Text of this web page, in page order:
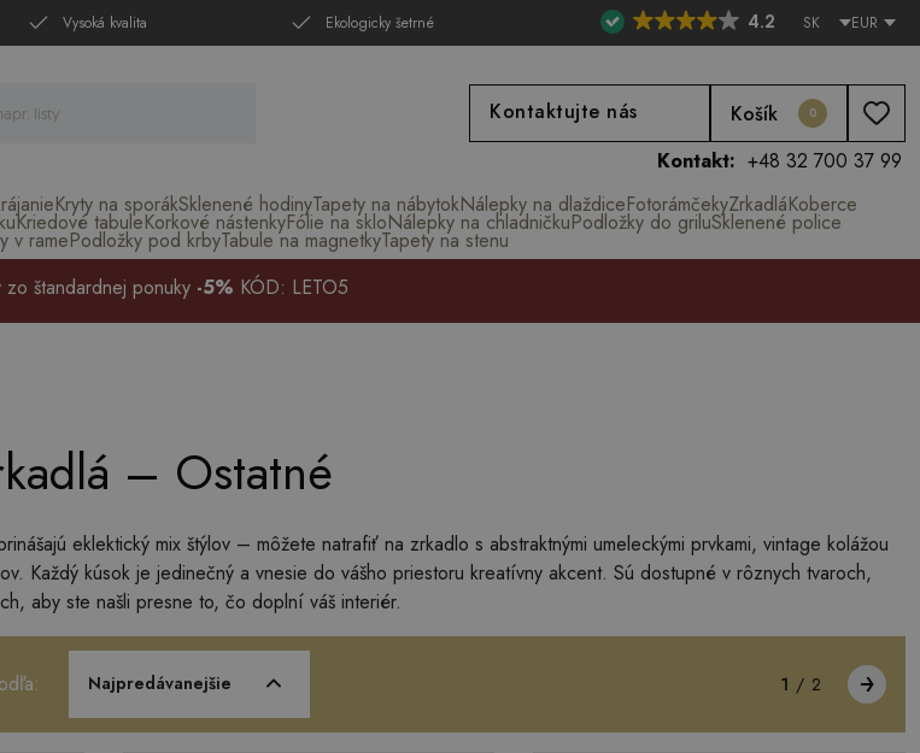
Vysoká kvalita Ekologicky šetrné 4.2 SK EUR
Kontaktujte nás Košík 0
Kontakt: +48 32 700 37 99
Kryty na sporákSklenené hodinyTapety na nábytokNálepky na dlaždiceFotorámčekyZrkadláKoberce
Kriedové tabuleKorkové nástenkyFólie na skloNálepky na chladničkuPodložky do griluSklenené police
v ramePodložky pod krbyTabule na magnetkyTapety na stenu
štandardnej ponuky -5% KÓD: LETO5
– Ostatné
eklektický mix štýlov – môžete natrafiť na zrkadlo s abstraktnými umeleckými prvkami, vintage kolážou
Každý kúsok je jedinečný a vnesie do vášho priestoru kreatívny akcent. Sú dostupné v rôznych tvaroch,
aby ste našli presne to, čo doplní váš interiér.
Najpredávanejšie 1 / 2